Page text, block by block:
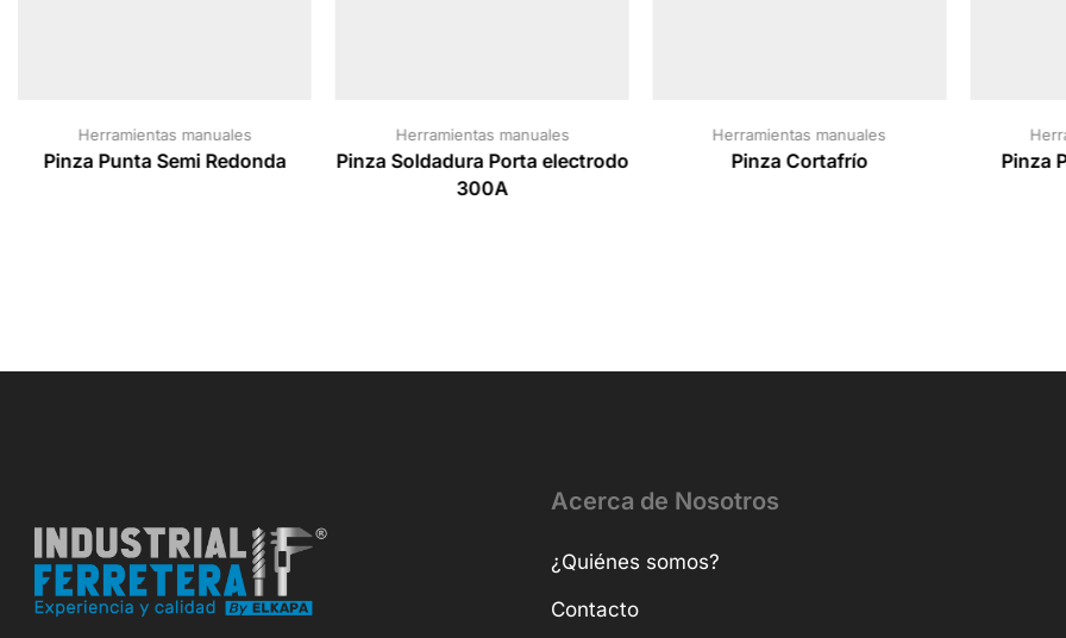
Herramientas manuales
Pinza Punta Semi Redonda
Herramientas manuales
Pinza Soldadura Porta electrodo
300A
Herramientas manuales
Pinza Cortafrío Pinza
Acerca de Nosotros
¿Quiénes somos?
Contacto